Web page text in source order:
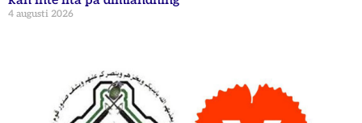
4 augusti 2026